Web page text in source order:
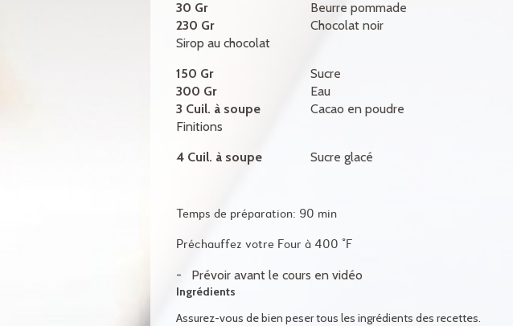
30 Gr
Beurre pommade
230 Gr
Chocolat noir
Sirop au chocolat
150 Gr
Sucre
300 Gr
Eau
3 Cuil. à soupe
Cacao en poudre
Finitions
4 Cuil. à soupe
Sucre glacé
Temps de préparation: 90 min
Préchauffez votre Four à 400 °F
Prévoir avant le cours en vidéo
Ingrédients
Assurez-vous de bien peser tous les ingrédients des recettes.